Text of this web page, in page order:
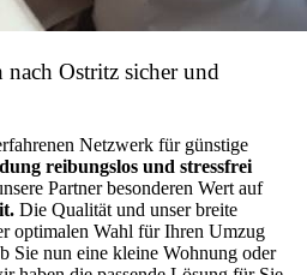
nach Ostritz sicher und
Netzwerk für günstige
reibungslos und stressfrei
Partner besonderen Wert auf
Die Qualität und unser breite
optimalen Wahl für Ihren Umzug
Sie nun eine kleine Wohnung oder